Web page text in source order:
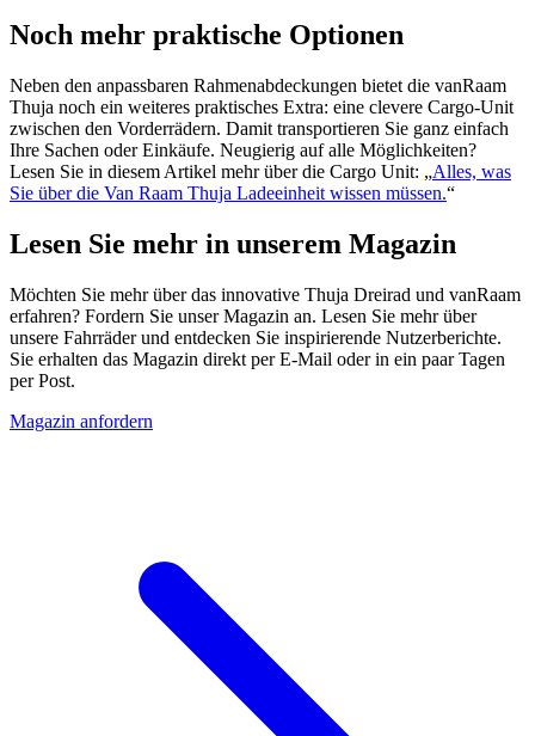
Noch mehr praktische Optionen
Neben den anpassbaren Rahmenabdeckungen bietet die vanRaam
Thuja noch ein weiteres praktisches Extra: eine clevere Cargo-Unit
zwischen den Vorderrädern. Damit transportieren Sie ganz einfach
Ihre Sachen oder Einkäufe. Neugierig auf alle Möglichkeiten?
Lesen Sie in diesem Artikel mehr über die Cargo Unit: „Alles, was
Sie über die Van Raam Thuja Ladeeinheit wissen müssen.“
Lesen Sie mehr in unserem Magazin
Möchten Sie mehr über das innovative Thuja Dreirad und vanRaam
erfahren? Fordern Sie unser Magazin an. Lesen Sie mehr über
unsere Fahrräder und entdecken Sie inspirierende Nutzerberichte.
Sie erhalten das Magazin direkt per E-Mail oder in ein paar Tagen
per Post.
Magazin anfordern